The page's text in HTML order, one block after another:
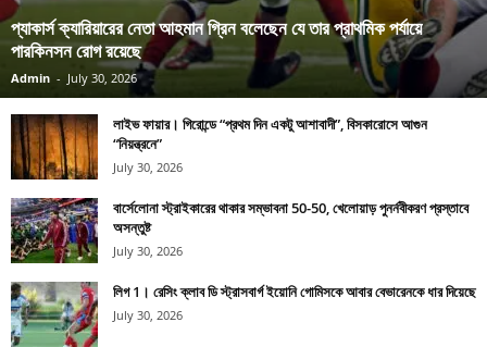
প্যাকার্স ক্যারিয়ারের নেতা আহমান গ্রিন বলেছেন যে তার প্রাথমিক পর্যায়ে
পারকিনসন রোগ রয়েছে
Admin - July 30, 2026
লাইভ ফায়ার। গিরোন্ডে “প্রথম দিন একটু আশাবাদী”, বিসকারোসে আগুন
“নিয়ন্ত্রনে”
July 30, 2026
বার্সেলোনা স্ট্রাইকারের থাকার সম্ভাবনা 50-50, খেলোয়াড় পুনর্নবীকরণ প্রস্তাবে
অসন্তুষ্ট
July 30, 2026
লিগ 1। রেসিং ক্লাব ডি স্ট্রাসবার্গ ইয়োনি গোমিসকে আবার বেভারেনকে ধার দিয়েছে
July 30, 2026